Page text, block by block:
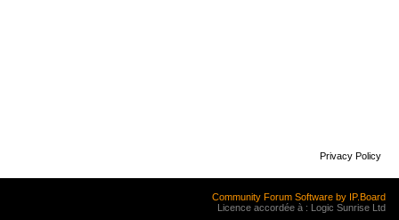
Privacy Policy
Community Forum Software by IP.Board
Licence accordée à : Logic Sunrise Ltd